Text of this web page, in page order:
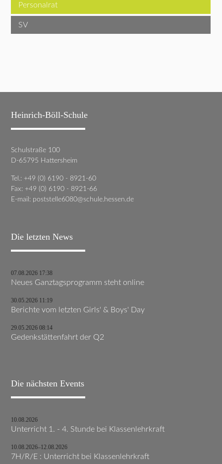
Personalrat
SV
Heinrich-Böll-Schule
Schulstraße 100
D-65795 Hattersheim
Tel.: +49 (0) 6190 - 8921-60
Fax: +49 (0) 6190 - 8921-66
E-mail: poststelle6080@schule.hessen.de
Die letzten News
07.08.2026 17:38
Neues Ganztagsprogramm steht online
30.05.2026 11:19
Berichte vom letzten Girls' & Boys' Day
29.05.2026 08:14
Gedenkstättenfahrt der Q2
Die nächsten Events
10.08.2026
Unterricht 1. - 4. Stunde bei Klassenlehrkraft
10.08.2026–12.08.2026
7H/R/E : Unterricht bei Klassenlehrkraft